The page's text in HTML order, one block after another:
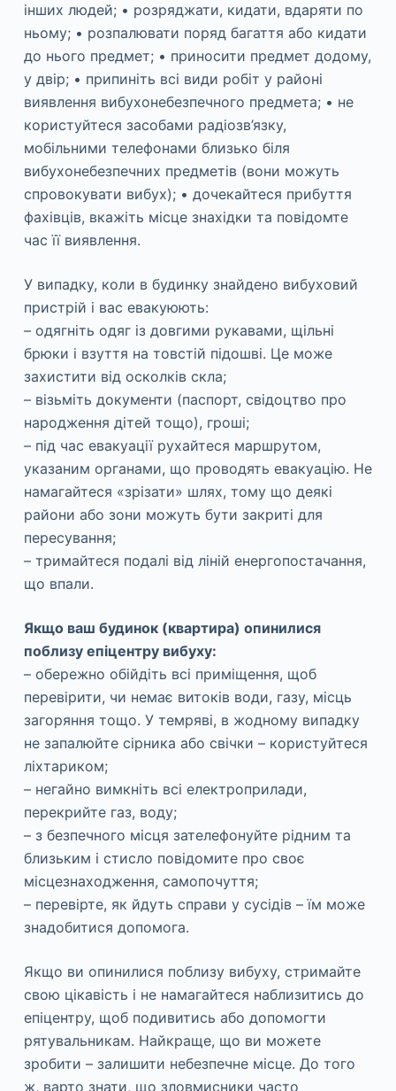
інших людей; • розряджати, кидати, вдаряти по
ньому; • розпалювати поряд багаття або кидати
до нього предмет; • приносити предмет додому,
у двір; • припиніть всі види робіт у районі
виявлення вибухонебезпечного предмета; • не
користуйтеся засобами радіозв’язку,
мобільними телефонами близько біля
вибухонебезпечних предметів (вони можуть
спровокувати вибух); • дочекайтеся прибуття
фахівців, вкажіть місце знахідки та повідомте
час її виявлення.
У випадку, коли в будинку знайдено вибуховий
пристрій і вас евакуюють:
– одягніть одяг із довгими рукавами, щільні
брюки і взуття на товстій підошві. Це може
захистити від осколків скла;
– візьміть документи (паспорт, свідоцтво про
народження дітей тощо), гроші;
– під час евакуації рухайтеся маршрутом,
указаним органами, що проводять евакуацію. Не
намагайтеся «зрізати» шлях, тому що деякі
райони або зони можуть бути закриті для
пересування;
– тримайтеся подалі від ліній енергопостачання,
що впали.
Якщо ваш будинок (квартира) опинилися
поблизу епіцентру вибуху:
– обережно обійдіть всі приміщення, щоб
перевірити, чи немає витоків води, газу, місць
загоряння тощо. У темряві, в жодному випадку
не запалюйте сірника або свічки – користуйтеся
ліхтариком;
– негайно вимкніть всі електроприлади,
перекрийте газ, воду;
– з безпечного місця зателефонуйте рідним та
близьким і стисло повідомите про своє
місцезнаходження, самопочуття;
– перевірте, як йдуть справи у сусідів – їм може
знадобитися допомога.
Якщо ви опинилися поблизу вибуху, стримайте
свою цікавість і не намагайтеся наблизитись до
епіцентру, щоб подивитись або допомогти
рятувальникам. Найкраще, що ви можете
зробити – залишити небезпечне місце. До того
ж, варто знати, що зловмисники часто